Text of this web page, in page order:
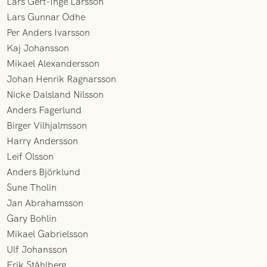
Lars Gunnar Odhe
Per Anders Ivarsson
Kaj Johansson
Mikael Alexandersson
Johan Henrik Ragnarsson
Nicke Dalsland Nilsson
Anders Fagerlund
Birger Vilhjalmsson
Harry Andersson
Leif Olsson
Anders Björklund
Sune Tholin
Jan Abrahamsson
Gary Bohlin
Mikael Gabrielsson
Ulf Johansson